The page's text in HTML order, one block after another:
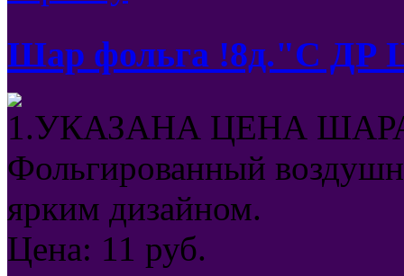
Шар фольга !8д."С ДР
1.УКАЗАНА ЦЕНА
Фольгированный
ярким дизайном.
Цена: 11 руб.